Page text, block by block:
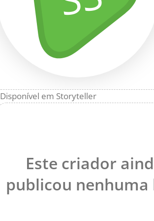
Disponível em Storyteller
Este criador
publicou